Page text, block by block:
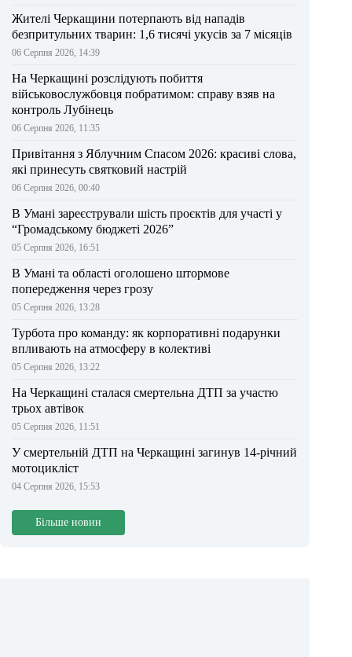
Жителі Черкащини потерпають від нападів
безпритульних тварин: 1,6 тисячі укусів за 7 місяців
06 Серпня 2026, 14:39
На Черкащині розслідують побиття
військовослужбовця побратимом: справу взяв на
контроль Лубінець
06 Серпня 2026, 11:35
Привітання з Яблучним Спасом 2026: красиві слова,
які принесуть святковий настрій
06 Серпня 2026, 00:40
В Умані зареєстрували шість проєктів для участі у
“Громадському бюджеті 2026”
05 Серпня 2026, 16:51
В Умані та області оголошено штормове
попередження через грозу
05 Серпня 2026, 13:28
Турбота про команду: як корпоративні подарунки
впливають на атмосферу в колективі
05 Серпня 2026, 13:22
На Черкащині сталася смертельна ДТП за участю
трьох автівок
05 Серпня 2026, 11:51
У смертельній ДТП на Черкащині загинув 14-річний
мотоцикліст
04 Серпня 2026, 15:53
Більше новин